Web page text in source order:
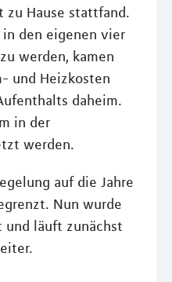
zu Hause stattfand.
den eigenen vier
werden, kamen
und Heizkosten
daheim.
in der
werden.
auf die Jahre
Nun wurde
und läuft zunächst